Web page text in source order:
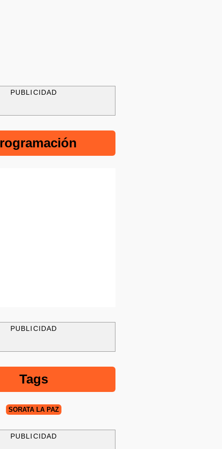
PUBLICIDAD
PUBLICIDAD
Tags
SORATA LA PAZ
PUBLICIDAD